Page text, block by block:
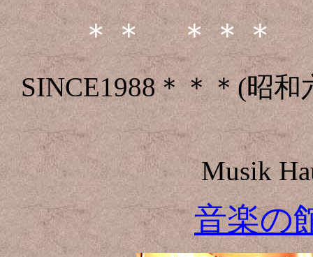
＊＊ ＊＊＊
SINCE1988＊＊＊(昭
Musik
音楽の